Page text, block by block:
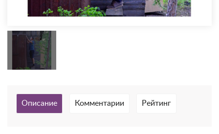
Описание Комментарии Рейтинг